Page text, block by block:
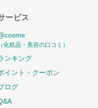
ービス
（化粧品・美容の口コミ）
ンキング
イント・クーポン
ログ